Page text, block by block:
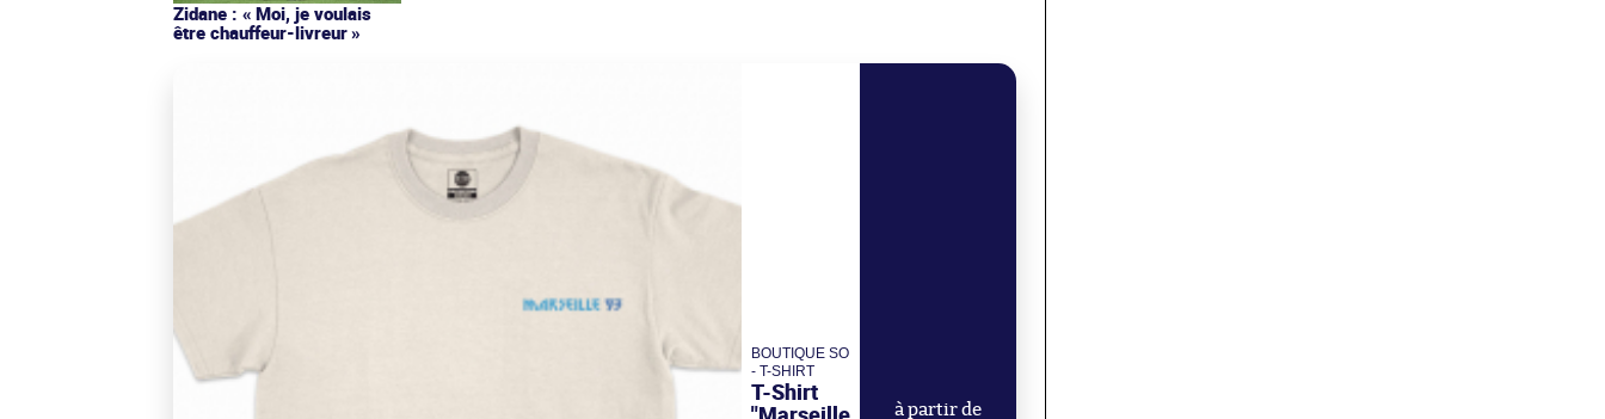
Zidane : « Moi, je voulais
être chauffeur-livreur »
BOUTIQUE SO
- T-SHIRT
T-Shirt
à partir de